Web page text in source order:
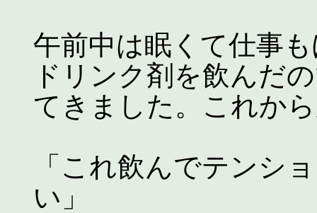
午前中は眠くて仕事
ドリンク剤を飲んだ
てきました。これか
「これ飲んでテンシ
い」